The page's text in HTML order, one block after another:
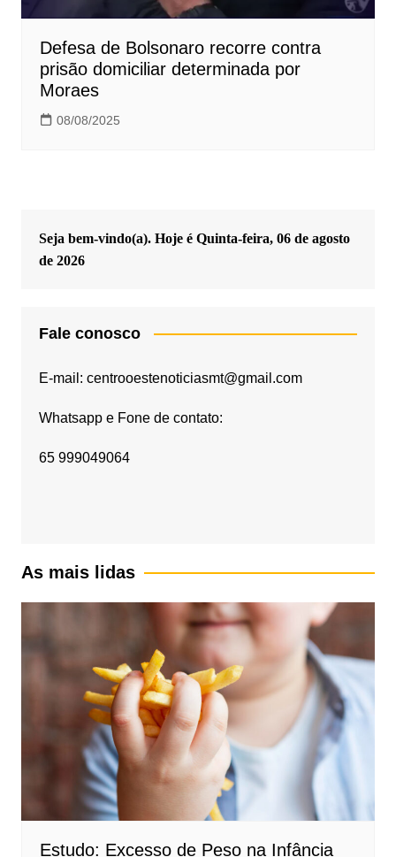
Defesa de Bolsonaro recorre contra
prisão domiciliar determinada por
Moraes
08/08/2025
Seja bem-vindo(a). Hoje é Quinta-feira, 06 de agosto
de 2026
Fale conosco
E-mail: centrooestenoticiasmt@gmail.com
Whatsapp e Fone de contato:
65 999049064
As mais lidas
Estudo: Excesso de Peso na Infância